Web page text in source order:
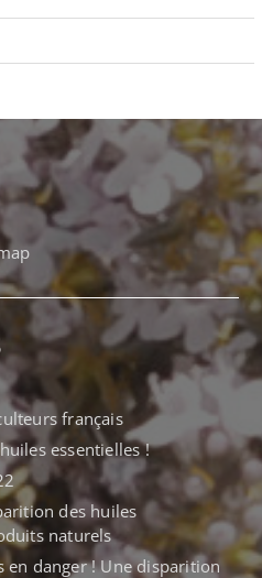
français
essentielles !
des huiles
naturels
en danger ! Une disparition